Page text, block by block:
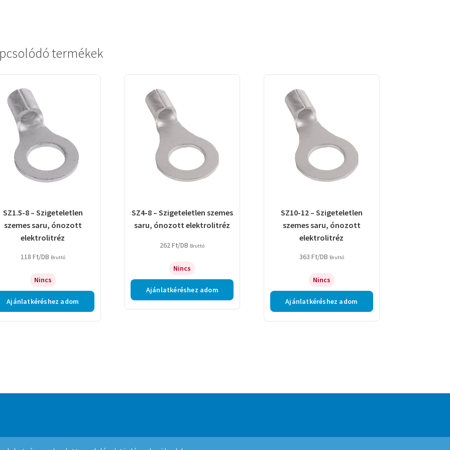
termékek
SZ1.5-8 – Szigeteletlen
szemes saru, ónozott
elektrolitréz
118 Ft/DB Bruttó
Nincs
Ajánlatkéréshez adom
SZ4-8 – Szigeteletlen szemes
saru, ónozott elektrolitréz
262Ft/DB Bruttó
Nincs
Ajánlatkéréshez adom
SZ10-12 – Szigeteletlen
szemes saru, ónozott
elektrolitréz
363 Ft/DB Bruttó
Nincs
Ajánlatkéréshez adom